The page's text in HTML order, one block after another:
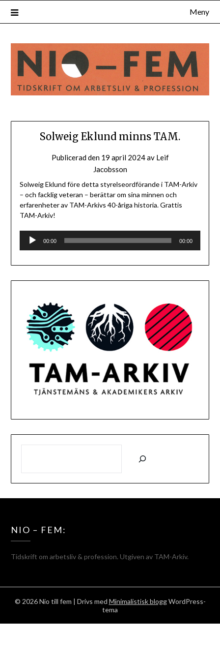
Meny
Solweig Eklund minns TAM.
Publicerad den 19 april 2024av Leif
Jacobsson
Solweig Eklund före detta styrelseordförande i TAM-Arkiv
– och facklig veteran – berättar om sina minnen och
erfarenheter av TAM-Arkivs 40-åriga historia. Grattis
TAM-Arkiv!
Ljudspelare
00:00 00:00
NIO – FEM:
Tidskrift om arbetsliv & profession. Utgiven av TAM-Arkiv.
© 2026 Nio till fem | Drivs med Minimalistisk bloggWordPress-
tema